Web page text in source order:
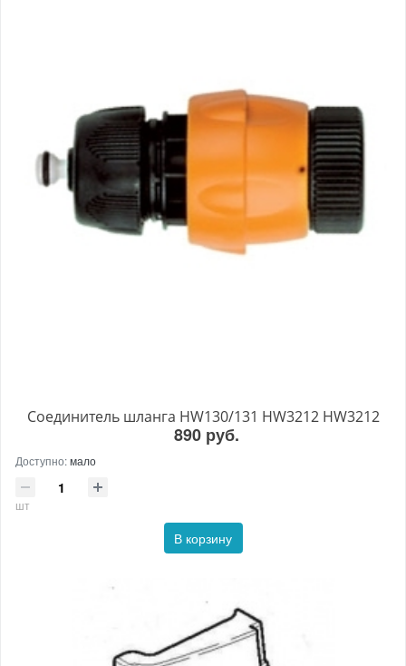
Соединитель шланга HW130/131 HW3212 HW3212
890 руб.
Доступно:мало
шт
В корзину